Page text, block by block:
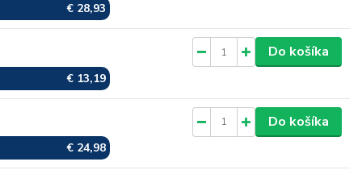
€ 28,93
€ 13,19
Do košíka
€ 24,98
Do košíka